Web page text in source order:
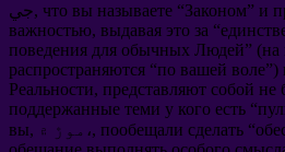
جي, что вы называете “Законом” и
важностью, выдавая это за “
поведения для обычных Людей” (на
распространяются “по вашей воле”)
Реальности, представляют собой
поддержанные теми у кого есть “
вы
, موڙ ۾،, пообещали сделать “